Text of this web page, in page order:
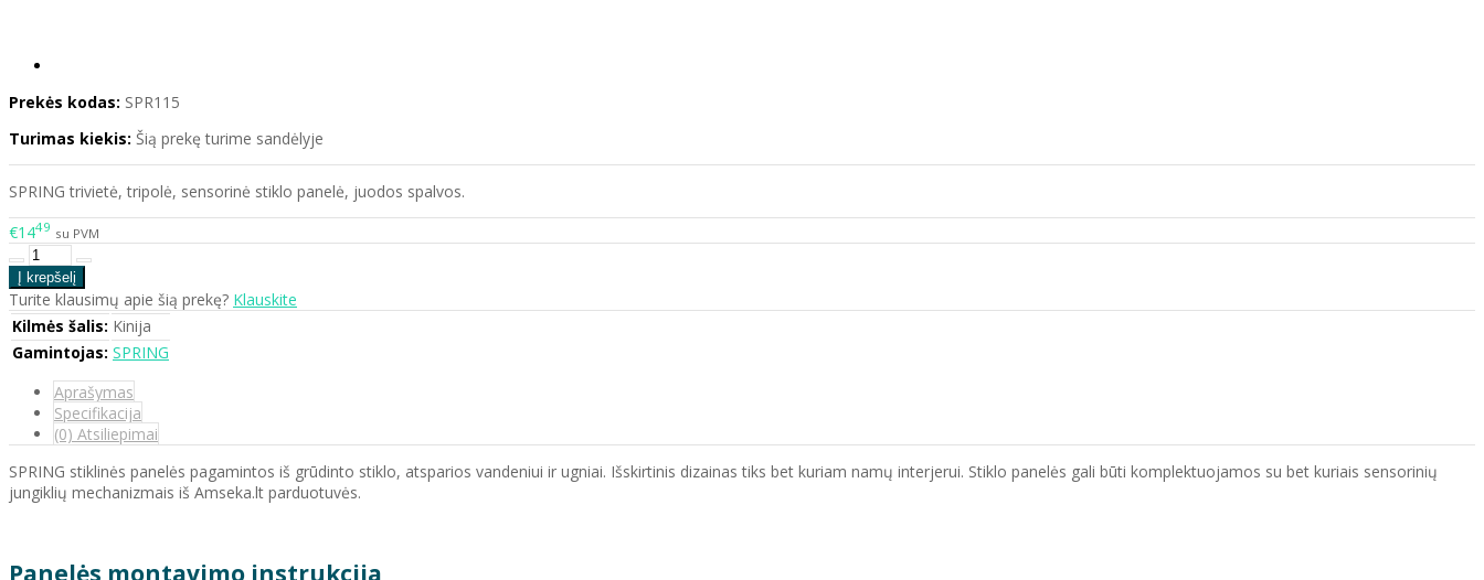
Prekės kodas: SPR115
Turimas kiekis: Šią prekę turime sandėlyje
SPRING trivietė, tripolė, sensorinė stiklo panelė, juodos spalvos.
€1449 su PVM
Turite klausimų apie šią prekę? Klauskite
Kilmės šalis: Kinija
Gamintojas: SPRING
Aprašymas
Specifikacija
(0) Atsiliepimai
SPRING stiklinės panelės pagamintos iš grūdinto stiklo, atsparios vandeniui ir ugniai. Išskirtinis dizainas tiks bet kuriam namų interjerui. Stiklo panelės gali būti komplektuojamos su bet kuriais sensorinių
jungiklių mechanizmais iš Amseka.lt parduotuvės.
Panelės montavimo instrukcija